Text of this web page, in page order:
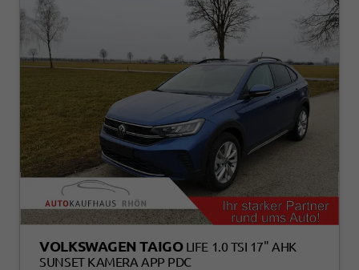
VOLKSWAGEN TAIGO LIFE 1.0 TSI 17" AHK
SUNSET KAMERA APP PDC